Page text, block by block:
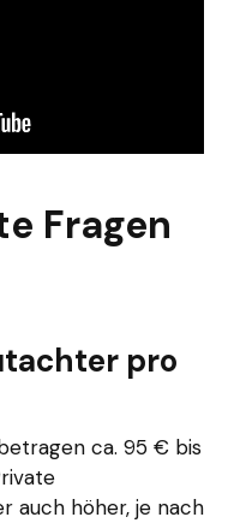
Fragen
pro
ca. 95 € bis
auch höher, je nach